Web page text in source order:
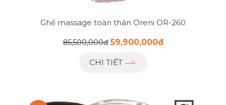
Ghế massage toàn thân Oreni OR-260
85,500,000đ 59,900,000đ
CHI TIẾT